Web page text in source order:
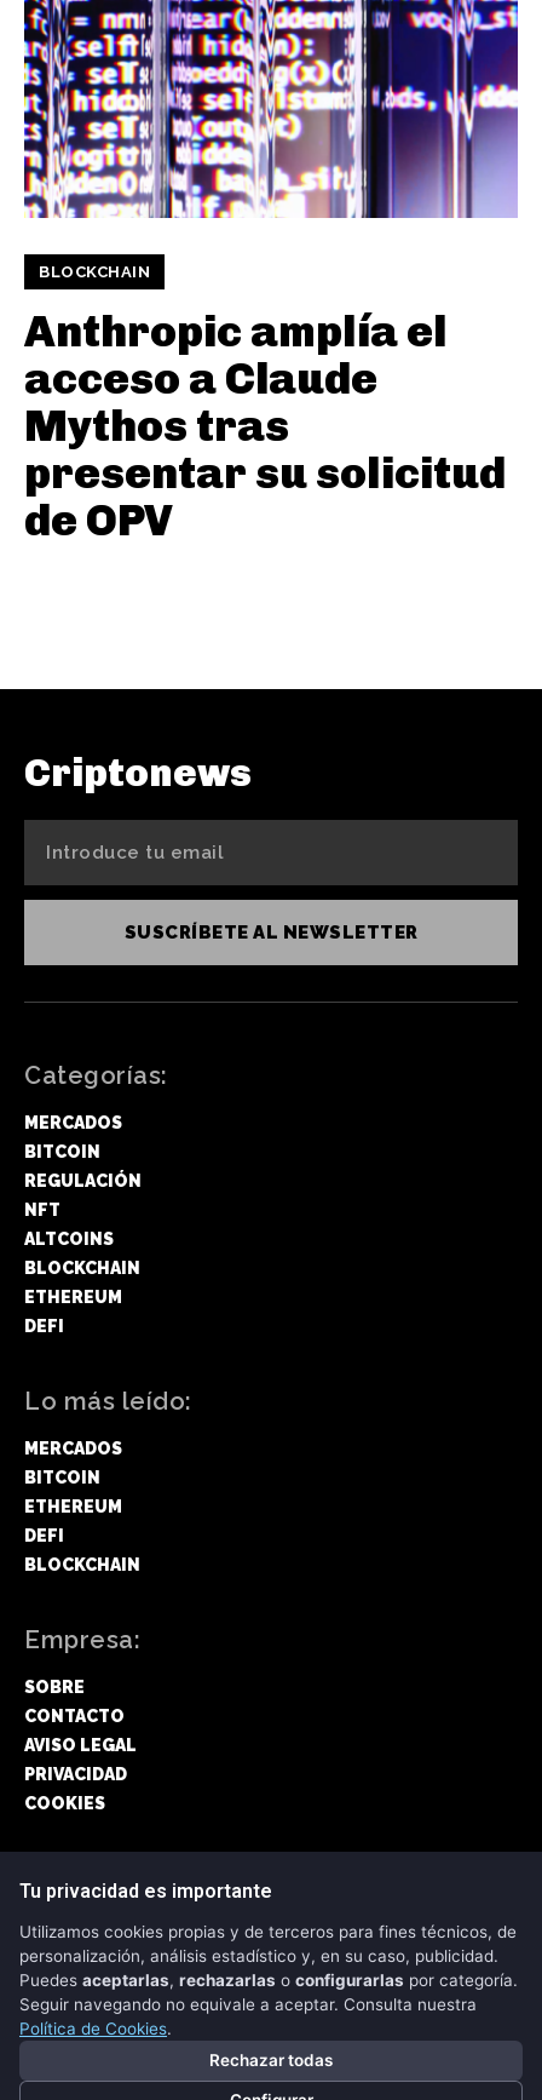
BLOCKCHAIN
Anthropic amplía el
acceso a Claude
Mythos tras
presentar su solicitud
de OPV
Criptonews
SUSCRÍBETE AL NEWSLETTER
Categorías:
MERCADOS
BITCOIN
REGULACIÓN
NFT
ALTCOINS
BLOCKCHAIN
ETHEREUM
DEFI
Lo más leído:
MERCADOS
BITCOIN
ETHEREUM
DEFI
BLOCKCHAIN
Empresa:
SOBRE
CONTACTO
AVISO LEGAL
PRIVACIDAD
COOKIES
Síguenos:
FACEBOOK
TWITTER
Tu privacidad es importante
Utilizamos cookies propias y de terceros para fines técnicos, de
personalización, análisis estadístico y, en su caso, publicidad.
Puedes aceptarlas, rechazarlas o configurarlas por categoría.
Seguir navegando no equivale a aceptar. Consulta nuestra
Política de Cookies.
Rechazar todas